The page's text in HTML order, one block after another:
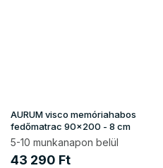
AURUM visco memóriahabos
fedőmatrac 90x200 - 8 cm
5-10 munkanapon belül
43 290 Ft